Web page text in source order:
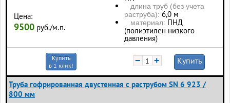
Цена:
9500 руб./м.п.
длина труб (без учета
раструба): 6,0 м
материал: ПНД
(полиэтилен низкого
давления)
Купить
в 1 клик!
− + Купить
Труба гофрированная двустенная с раструбом SN 6 923 /
800 мм